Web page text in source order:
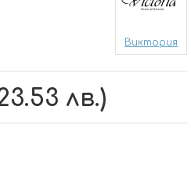
лв.)
Виктория